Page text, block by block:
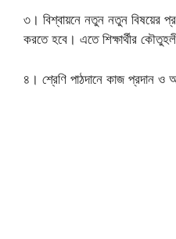
৩। বিশ্বায়নে নতুন নতুন বিষয়ের
করতে হবে। এতে শিক্ষার্থীর
৪। শ্রেণি পাঠদানে কাজ প্রদান ও